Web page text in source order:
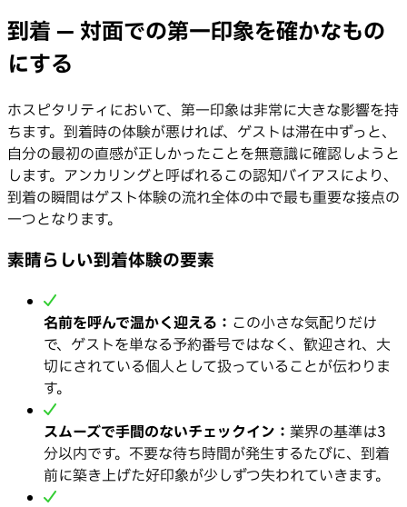
到着 — 対面での第一印象を確かなもの
にする
ホスピタリティにおいて、第一印象は非常に大きな影響を持
ちます。到着時の体験が悪ければ、ゲストは滞在中ずっと、
自分の最初の直感が正しかったことを無意識に確認しようと
します。アンカリングと呼ばれるこの認知バイアスにより、
到着の瞬間はゲスト体験の流れ全体の中で最も重要な接点の
一つとなります。
素晴らしい到着体験の要素
名前を呼んで温かく迎える： この小さな気配りだけ
で、ゲストを単なる予約番号ではなく、歓迎され、大
切にされている個人として扱っていることが伝わりま
す。
スムーズで手間のないチェックイン： 業界の基準は3
分以内です。不要な待ち時間が発生するたびに、到着
前に築き上げた好印象が少しずつ失われていきます。